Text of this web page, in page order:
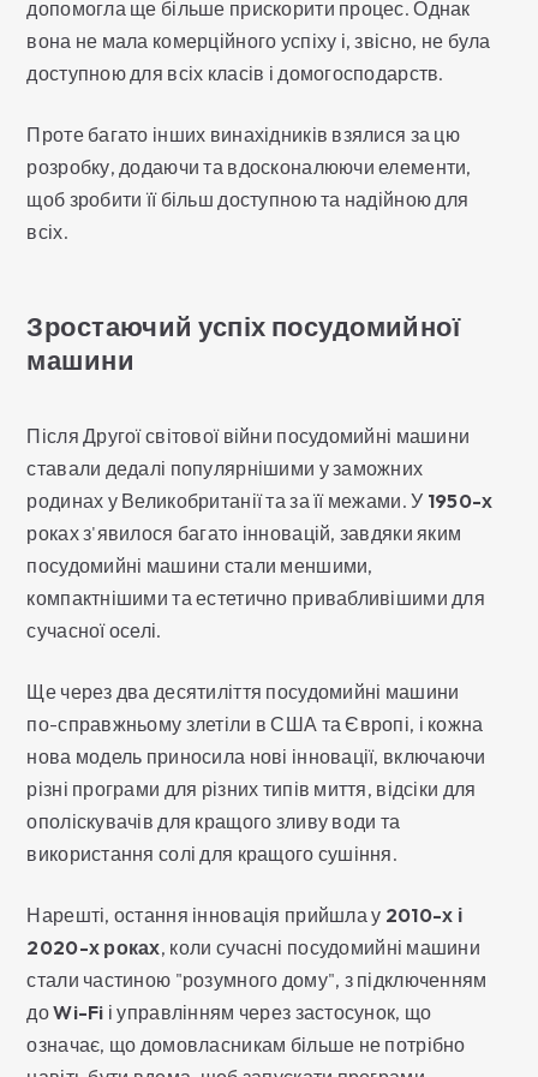
допомогла ще більше прискорити процес. Однак
вона не мала комерційного успіху і, звісно, не була
доступною для всіх класів і домогосподарств.
Проте багато інших винахідників взялися за цю
розробку, додаючи та вдосконалюючи елементи,
щоб зробити її більш доступною та надійною для
всіх.
Зростаючий успіх посудомийної
машини
Після Другої світової війни посудомийні машини
ставали дедалі популярнішими у заможних
родинах у Великобританії та за її межами. У 1950-х
роках з'явилося багато інновацій, завдяки яким
посудомийні машини стали меншими,
компактнішими та естетично привабливішими для
сучасної оселі.
Ще через два десятиліття посудомийні машини
по-справжньому злетіли в США та Європі, і кожна
нова модель приносила нові інновації, включаючи
різні програми для різних типів миття, відсіки для
ополіскувачів для кращого зливу води та
використання солі для кращого сушіння.
Нарешті, остання інновація прийшла у 2010-х і
2020-х роках, коли сучасні посудомийні машини
стали частиною "розумного дому", з підключенням
доWi-Fi і управлінням через застосунок, що
означає, що домовласникам більше не потрібно